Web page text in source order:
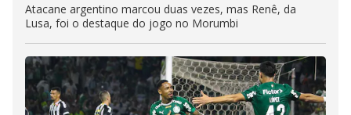
Atacane argentino marcou duas vezes, mas Renê, da
Lusa, foi o destaque do jogo no Morumbi